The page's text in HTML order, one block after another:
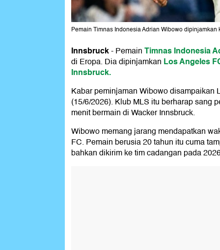
Pemain Timnas Indonesia Adrian Wibowo dipinjamkan
Innsbruck-PemainTimnas Indonesia
di Eropa. Dia dipinjamkan Los Angeles
Innsbruck.
Kabar peminjaman Wibowo disampaikan
(15/6/2026). Klub MLS itu berharap sang
menit bermain di Wacker Innsbruck.
Wibowo memang jarang mendapatkan
FC. Pemain berusia 20 tahun itu cuma
bahkan dikirim ke tim cadangan pada